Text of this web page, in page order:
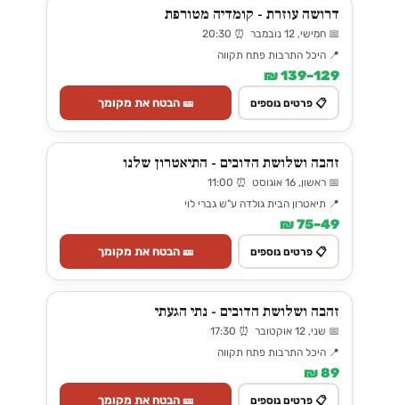
דרושה עוזרת - קומדיה מטורפת
📅 חמישי, 12 נובמבר ⏰ 20:30
📍 היכל התרבות פתח תקווה
129–139 ₪
📋 פרטים נוספים 🎫 הבטח את מקומך
זהבה ושלושת הדובים - התיאטרון שלנו
📅 ראשון, 16 אוגוסט ⏰ 11:00
📍 תיאטרון הבית גולדה ע"ש גברי לוי
49–75 ₪
📋 פרטים נוספים 🎫 הבטח את מקומך
זהבה ושלושת הדובים - נתי הגעתי
📅 שני, 12 אוקטובר ⏰ 17:30
📍 היכל התרבות פתח תקווה
89 ₪
📋 פרטים נוספים 🎫 הבטח את מקומך